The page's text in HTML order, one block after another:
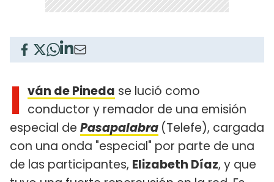
I ván de Pineda se lució como
conductor y remador de una emisión
especial de Pasapalabra (Telefe), cargada
con una onda "especial" por parte de una
de las participantes, Elizabeth Díaz, y que